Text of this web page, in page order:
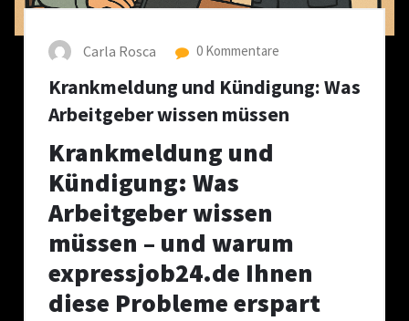
Carla Rosca 0 Kommentare
Krankmeldung und Kündigung: Was
Arbeitgeber wissen müssen
Krankmeldung und
Kündigung: Was
Arbeitgeber wissen
müssen – und warum
expressjob24.de Ihnen
diese Probleme erspart